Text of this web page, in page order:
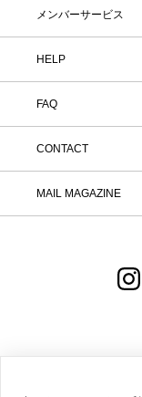
メンバーサービス
HELP
FAQ
CONTACT
MAIL MAGAZINE